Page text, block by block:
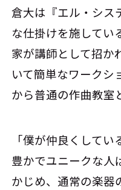
倉大は『エル・シス
な仕掛けを施してい
家が講師として招か
いて簡単なワークシ
から普通の作曲教室
「僕が仲良くして
豊かでユニークな人
かじめ、通常の楽器